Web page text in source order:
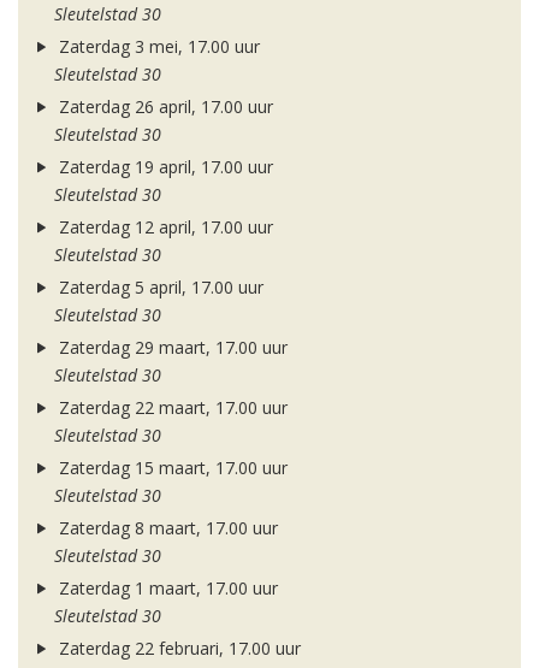
Sleutelstad 30
Zaterdag 3 mei, 17.00 uur
Sleutelstad 30
Zaterdag 26 april, 17.00 uur
Sleutelstad 30
Zaterdag 19 april, 17.00 uur
Sleutelstad 30
Zaterdag 12 april, 17.00 uur
Sleutelstad 30
Zaterdag 5 april, 17.00 uur
Sleutelstad 30
Zaterdag 29 maart, 17.00 uur
Sleutelstad 30
Zaterdag 22 maart, 17.00 uur
Sleutelstad 30
Zaterdag 15 maart, 17.00 uur
Sleutelstad 30
Zaterdag 8 maart, 17.00 uur
Sleutelstad 30
Zaterdag 1 maart, 17.00 uur
Sleutelstad 30
Zaterdag 22 februari, 17.00 uur